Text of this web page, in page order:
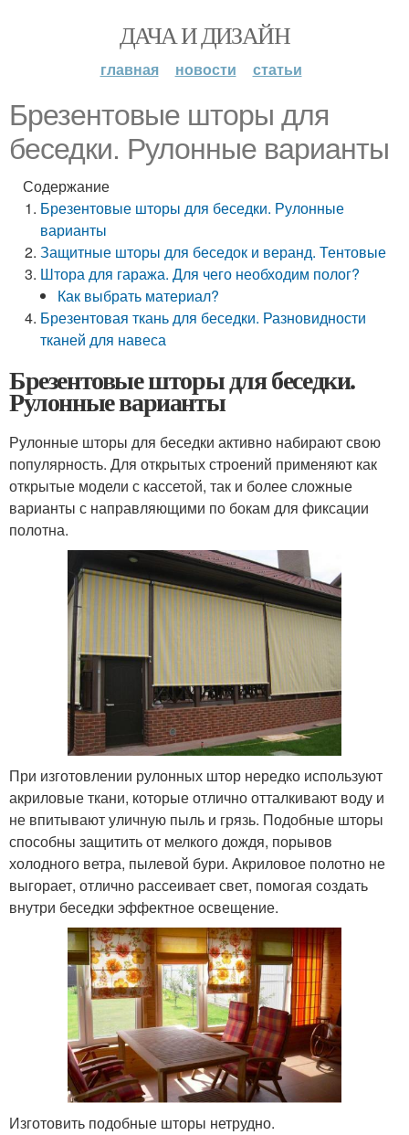
ДАЧА И ДИЗАЙН
главная новости статьи
Брезентовые шторы для
беседки. Рулонные варианты
Содержание
Брезентовые шторы для беседки. Рулонные
варианты
Защитные шторы для беседок и веранд. Тентовые
Штора для гаража. Для чего необходим полог?
Как выбрать материал?
Брезентовая ткань для беседки. Разновидности
тканей для навеса
Брезентовые шторы для беседки.
Рулонные варианты
Рулонные шторы для беседки активно набирают свою
популярность. Для открытых строений применяют как
открытые модели с кассетой, так и более сложные
варианты с направляющими по бокам для фиксации
полотна.
При изготовлении рулонных штор нередко используют
акриловые ткани, которые отлично отталкивают воду и
не впитывают уличную пыль и грязь. Подобные шторы
способны защитить от мелкого дождя, порывов
холодного ветра, пылевой бури. Акриловое полотно не
выгорает, отлично рассеивает свет, помогая создать
внутри беседки эффектное освещение.
Изготовить подобные шторы нетрудно.